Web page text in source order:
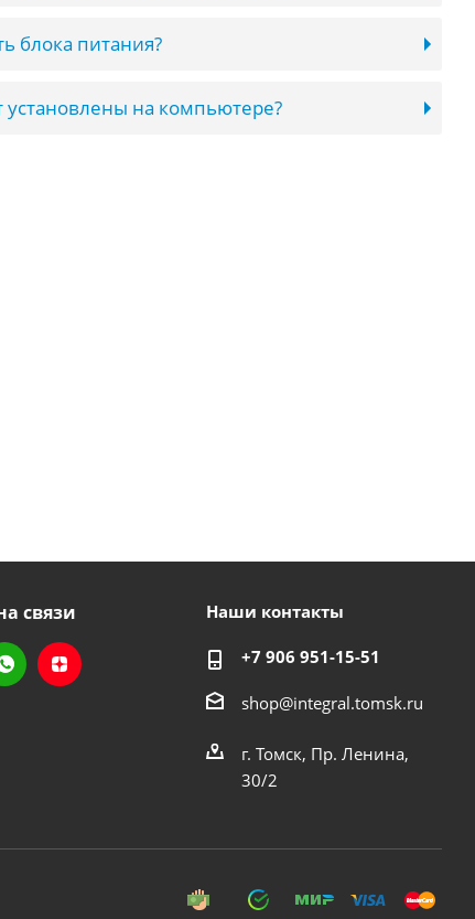
блока питания?
на компьютере?
связи Наши контакты
+7 906 951-15-51
shop@integral.tomsk.ru
г. Томск, Пр. Ленина,
30/2